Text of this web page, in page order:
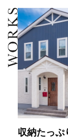
収納たっぷ